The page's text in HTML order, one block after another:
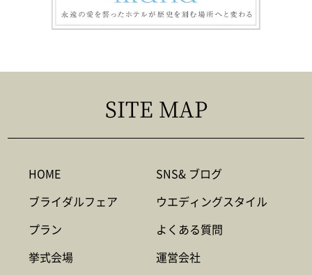
SITE MAP
HOME
ブライダルフェア
プラン
挙式会場
SNS& ブログ
ウエディングスタイル
よくある質問
運営会社